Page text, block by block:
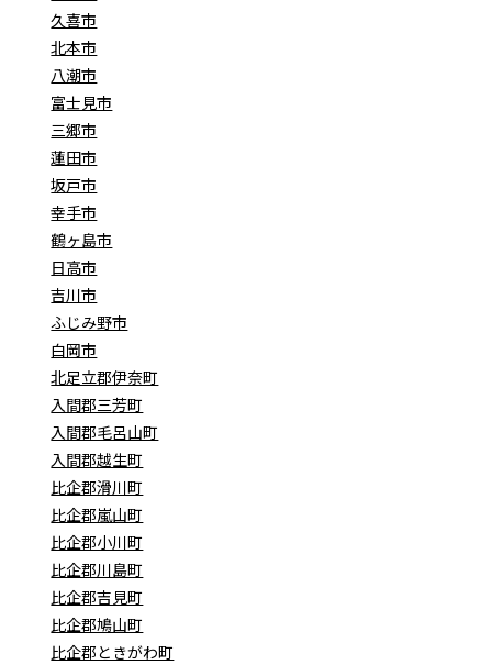
久喜市
北本市
八潮市
富士見市
三郷市
蓮田市
坂戸市
幸手市
鶴ヶ島市
日高市
吉川市
ふじみ野市
白岡市
北足立郡伊奈町
入間郡三芳町
入間郡毛呂山町
入間郡越生町
比企郡滑川町
比企郡嵐山町
比企郡小川町
比企郡川島町
比企郡吉見町
比企郡鳩山町
比企郡ときがわ町